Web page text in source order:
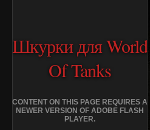
Шкурки для World
Of Tanks
CONTENT ON THIS PAGE REQUIRES A
NEWER VERSION OF ADOBE FLASH
PLAYER.